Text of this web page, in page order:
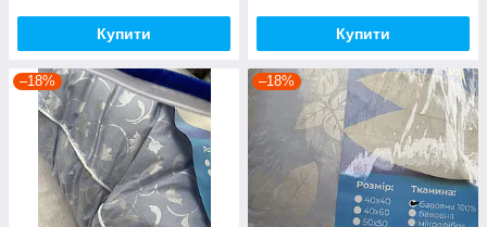
Купити Купити
–18% –18%